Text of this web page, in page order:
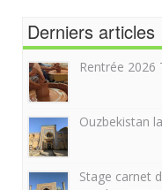
Derniers articles
Rentrée
Ouzbekistan
Stage carnet